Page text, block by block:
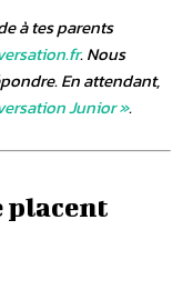
à tes parents
. Nous
En attendant,
Junior ».
placent